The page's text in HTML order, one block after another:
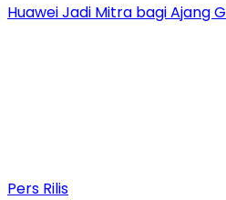
Huawei Jadi Mitra bagi Ajang
Pers Rilis